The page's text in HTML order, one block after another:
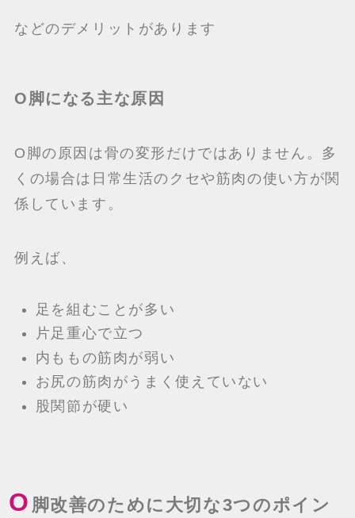
などのデメリットがあります
O脚になる主な原因
O脚の原因は骨の変形だけではありません。多
くの場合は日常生活のクセや筋肉の使い方が関
係しています。
例えば、
足を組むことが多い
片足重心で立つ
内ももの筋肉が弱い
お尻の筋肉がうまく使えていない
股関節が硬い
O 脚改善のために大切な3つのポイン